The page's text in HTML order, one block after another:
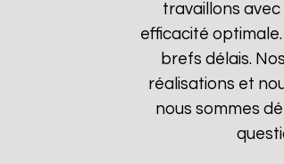
travaillons
efficacité
brefs délais.
réalisations et
nous sommes